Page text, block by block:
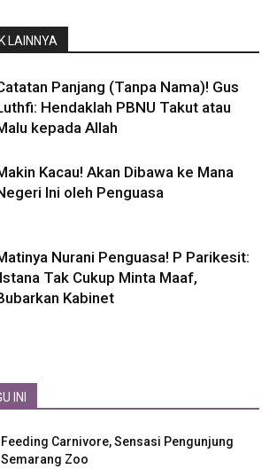
LAINNYA
Panjang (Tanpa Nama)! Gus
Hendaklah PBNU Takut atau
kepada Allah
Kacau! Akan Dibawa ke Mana
Ini oleh Penguasa
Nurani Penguasa! P Parikesit:
Istana Tak Cukup Minta Maaf,
Kabinet
INI
Feeding Carnivore, Sensasi Pengunjung
Semarang Zoo